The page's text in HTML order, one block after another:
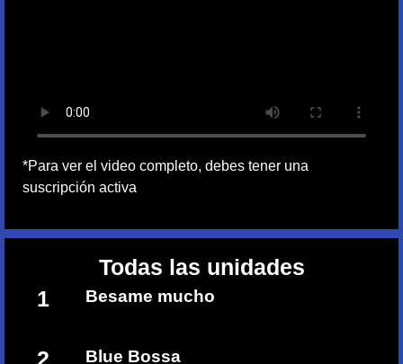
*Para ver el video completo, debes tener una
suscripción activa
Todas las unidades
1
Besame mucho
2 Blue Bossa